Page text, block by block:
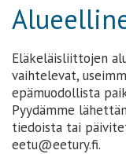
Eläkeläisliittojen
vaihtelevat,
epämuodollista
Pyydämme
tiedoista tai
eetu@eetury.fi.